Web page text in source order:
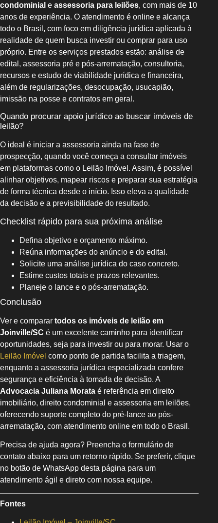
condominial e assessoria para leilões, com mais de 10
anos de experiência. O atendimento é online e alcança
todo o Brasil, com foco em diligência jurídica aplicada à
realidade de quem busca investir ou comprar para uso
próprio. Entre os serviços prestados estão: análise de
edital, assessoria pré e pós-arrematação, consultoria,
recursos e estudo de viabilidade jurídica e financeira,
além de regularizações, desocupação, usucapião,
imissão na posse e contratos em geral.
Quando procurar apoio jurídico ao buscar imóveis de
leilão?
O ideal é iniciar a assessoria ainda na fase de
prospecção, quando você começa a consultar imóveis
em plataformas como o Leilão Imóvel. Assim, é possível
alinhar objetivos, mapear riscos e preparar sua estratégia
de forma técnica desde o início. Isso eleva a qualidade
da decisão e a previsibilidade do resultado.
Checklist rápido para sua próxima análise
Defina objetivo e orçamento máximo.
Reúna informações do anúncio e do edital.
Solicite uma análise jurídica do caso concreto.
Estime custos totais e prazos relevantes.
Planeje o lance e o pós-arrematação.
Conclusão
Ver e comparar todos os imóveis de leilão em
Joinville/SC é um excelente caminho para identificar
oportunidades, seja para investir ou para morar. Usar o
Leilão Imóvel como ponto de partida facilita a triagem,
enquanto a assessoria jurídica especializada confere
segurança e eficiência à tomada de decisão. A
Advocacia Juliana Morata é referência em direito
imobiliário, direito condominial e assessoria em leilões,
oferecendo suporte completo do pré-lance ao pós-
arrematação, com atendimento online em todo o Brasil.
Precisa de ajuda agora? Preencha o formulário de
contato abaixo para um retorno rápido. Se preferir, clique
no botão de WhatsApp desta página para um
atendimento ágil e direto com nossa equipe.
Fontes